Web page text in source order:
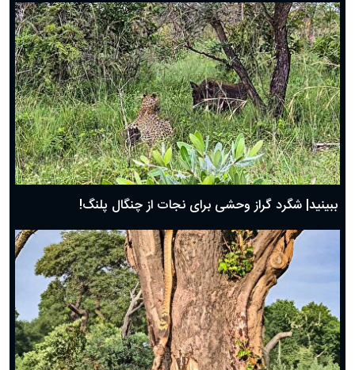
ببینید| شگرد گراز وحشی برای نجات از چنگال پلنگ!